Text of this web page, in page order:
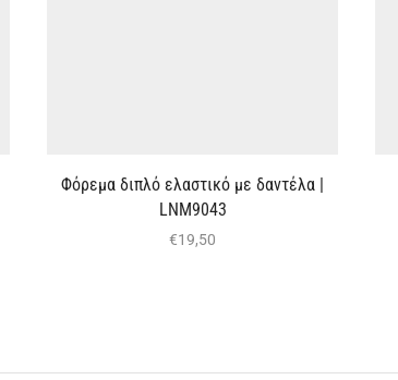
Φόρεμα διπλό ελαστικό με δαντέλα |
LNM9043
€19,50